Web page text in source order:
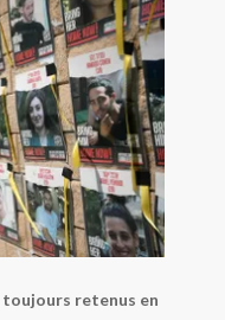
toujours retenus en